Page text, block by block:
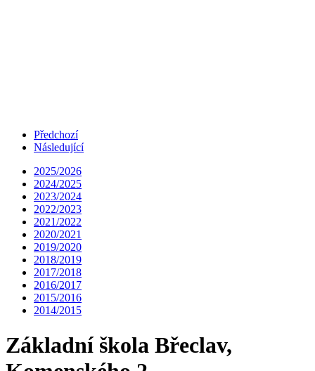
Předchozí
Následující
2025/2026
2024/2025
2023/2024
2022/2023
2021/2022
2020/2021
2019/2020
2018/2019
2017/2018
2016/2017
2015/2016
2014/2015
Základní škola Břeclav,